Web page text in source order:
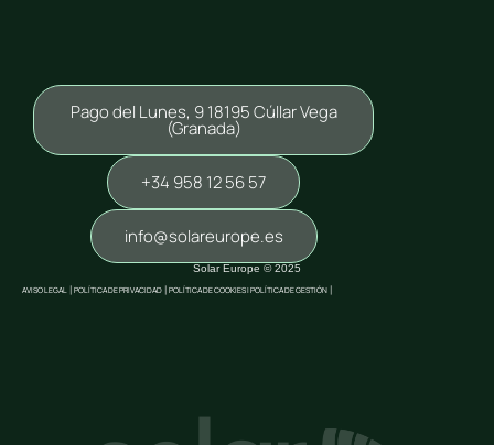
Pago del Lunes, 9 18195 Cúllar Vega
(Granada)
+34 958 12 56 57
info@solareurope.es
Solar Europe © 2025
AVISO LEGAL POLÍTICA DE PRIVACIDAD POLÍTICA DE COOKIES |POLÍTICA DE GESTIÓN